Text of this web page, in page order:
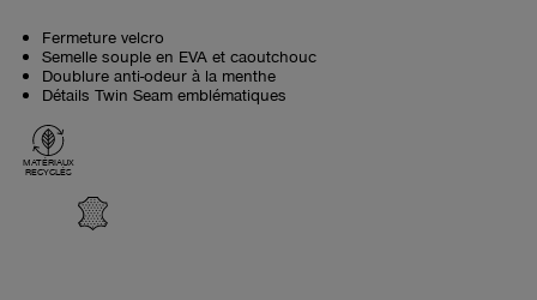
Fermeture velcro
Semelle souple en EVA et caoutchouc
Doublure anti-odeur à la menthe
Détails Twin Seam emblématiques
MATÉRIAUX
RECYCLÉS